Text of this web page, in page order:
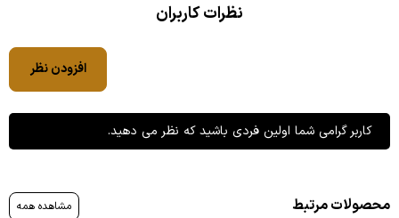
نظرات کاربران
افزودن نظر
کاربر گرامی شما اولین فردی باشید که نظر می دهید.
محصولات مرتبط مشاهده همه